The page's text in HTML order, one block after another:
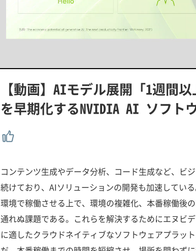
n
o
e
d
:
0
0
【動画】AIモデル展開「1週間
を早期化するNVIDIA AI ソフト
コンテンツ生成やデータ分析、コード生成など、ビ
続けており、AIソリューションの開発も加速してい
環境で稼働させる上で、環境の複雑化、本番稼働後
通れぬ課題である。これらを解決するためにエヌビ
に適したクラウドネイティブなソフトウェアプラッ